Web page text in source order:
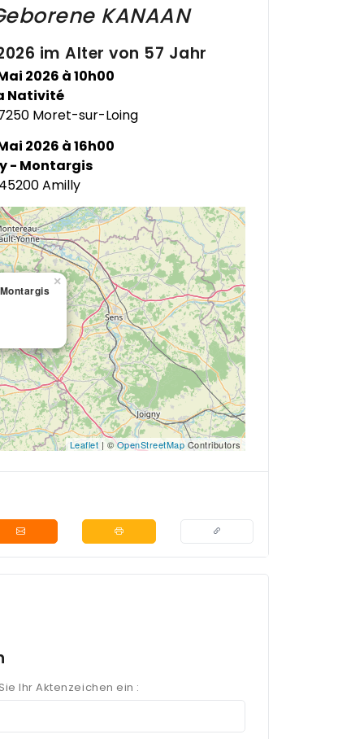
KANAAN
im Alter von 57 Jahr
2026 à 10h00
Nativité
Moret-sur-Loing
2026 à 16h00
- Montargis
Amilly
×
×
Leaflet | ©OpenStreetMap Contributors
Ihr Aktenzeichen ein :